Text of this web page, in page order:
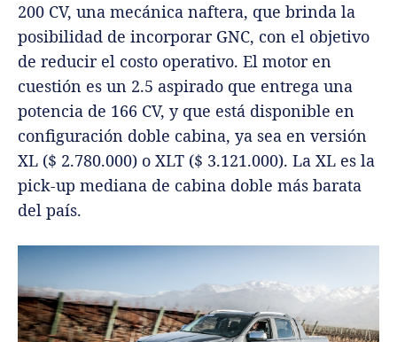
200 CV, una mecánica naftera, que brinda la
posibilidad de incorporar GNC, con el objetivo
de reducir el costo operativo. El motor en
cuestión es un 2.5 aspirado que entrega una
potencia de 166 CV, y que está disponible en
configuración doble cabina, ya sea en versión
XL ($ 2.780.000) o XLT ($ 3.121.000). La XL es la
pick-up mediana de cabina doble más barata
del país.